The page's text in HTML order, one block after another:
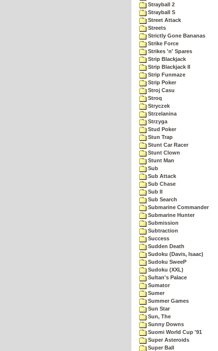
Strayball 2
Strayball S
Street Attack
Streets
Strictly Gone Bananas
Strike Force
Strikes 'n' Spares
Strip Blackjack
Strip Blackjack II
Strip Funmaze
Strip Poker
Stroj Casu
Stroq
Stryczek
Strzelanina
Strzyga
Stud Poker
Stun Trap
Stunt Car Racer
Stunt Clown
Stunt Man
Sub
Sub Attack
Sub Chase
Sub II
Sub Search
Submarine Commander
Submarine Hunter
Submission
Subtraction
Success
Sudden Death
Sudoku (Davis, Isaac)
Sudoku SweeP
Sudoku (XXL)
Sultan's Palace
Sumator
Sumer
Summer Games
Sun Star
Sun, The
Sunny Downs
Suomi World Cup '91
Super Asteroids
Super Ball